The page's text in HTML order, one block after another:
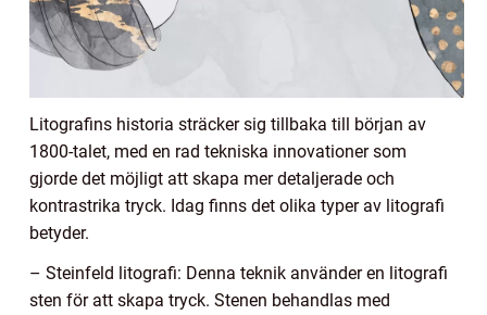
Litografins historia sträcker sig tillbaka till början av
1800-talet, med en rad tekniska innovationer som
gjorde det möjligt att skapa mer detaljerade och
kontrastrika tryck. Idag finns det olika typer av litografi
betyder.
– Steinfeld litografi: Denna teknik använder en litografi
sten för att skapa tryck. Stenen behandlas med